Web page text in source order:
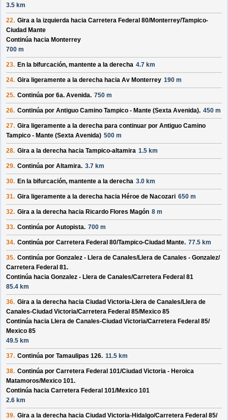
3.5 km
22. Gira a la izquierda hacia Carretera Federal 80/Monterrey/Tampico-
Ciudad Mante
Continúa hacia Monterrey
700 m
23. En la bifurcación, mantente a la derecha 4.7 km
24. Gira ligeramente a la derecha hacia Av Monterrey 190 m
25. Continúa por 6a. Avenida. 750 m
26. Continúa por Antiguo Camino Tampico - Mante (Sexta Avenida). 450 m
27. Gira ligeramente a la derecha para continuar por Antiguo Camino
Tampico - Mante (Sexta Avenida) 500 m
28. Gira a la derecha hacia Tampico-altamira 1.5 km
29. Continúa por Altamira. 3.7 km
30. En la bifurcación, mantente a la derecha 3.0 km
31. Gira ligeramente a la derecha hacia Héroe de Nacozari 650 m
32. Gira a la derecha hacia Ricardo Flores Magón 8 m
33. Continúa por Autopista. 700 m
34. Continúa por Carretera Federal 80/Tampico-Ciudad Mante. 77.5 km
35. Continúa por Gonzalez - Llera de Canales/Llera de Canales - Gonzalez/
Carretera Federal 81.
Continúa hacia Gonzalez - Llera de Canales/Carretera Federal 81
85.4 km
36. Gira a la derecha hacia Ciudad Victoria-Llera de Canales/Llera de
Canales-Ciudad Victoria/Carretera Federal 85/Mexico 85
Continúa hacia Llera de Canales-Ciudad Victoria/Carretera Federal 85/
Mexico 85
49.5 km
37. Continúa por Tamaulipas 126. 11.5 km
38. Continúa por Carretera Federal 101/Ciudad Victoria - Heroica
Matamoros/Mexico 101.
Continúa hacia Carretera Federal 101/Mexico 101
2.6 km
39. Gira a la derecha hacia Ciudad Victoria-Hidalgo/Carretera Federal 85/